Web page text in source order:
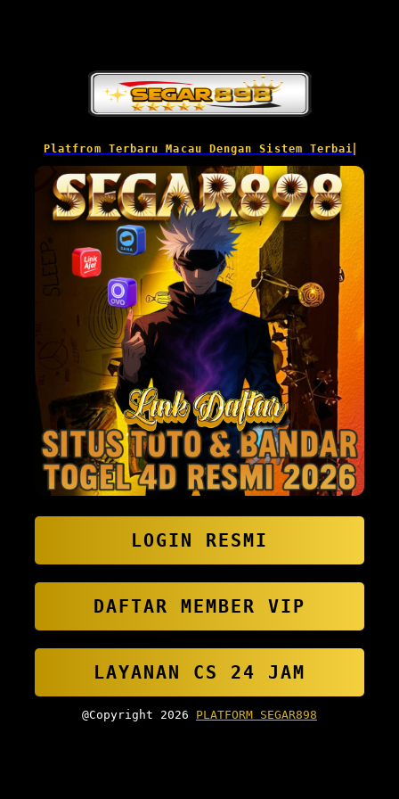
Platfrom Terbaru Macau Dengan Sistem Terbaik
LOGIN RESMI
DAFTAR MEMBER VIP
LAYANAN CS 24 JAM
@Copyright 2026 PLATFORM SEGAR898